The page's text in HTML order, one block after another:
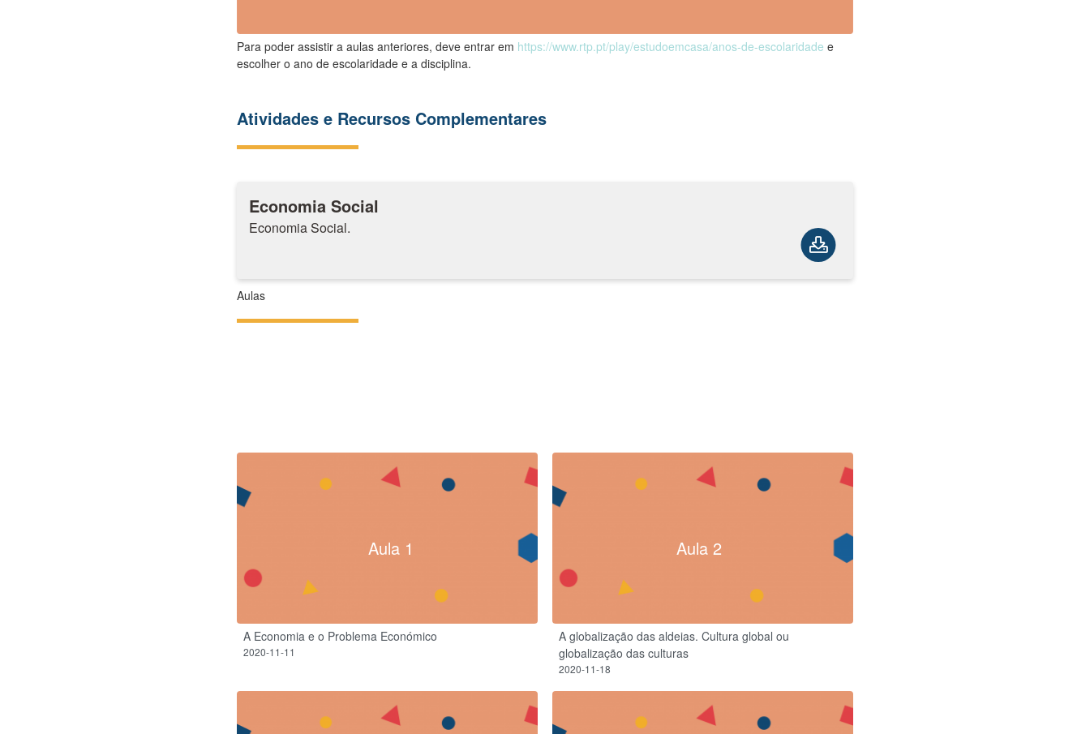
Para poder assistir a aulas anteriores, deve entrar em https://www.rtp.pt/play/estudoemcasa/anos-de-escolaridade e
escolher o ano de escolaridade e a disciplina.
Atividades e Recursos Complementares
Economia Social
Economia Social.
Aulas
Aula 1
A Economia e o Problema Económico
2020-11-11
Aula 2
A globalização das aldeias. Cultura global ou
globalização das culturas
2020-11-18